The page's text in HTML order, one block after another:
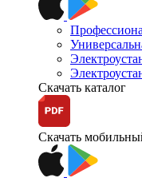
Скачать каталог
Скачать